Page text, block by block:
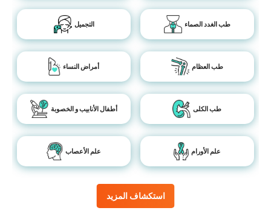
استكشاف المزيد
التجميل طب الغدد الصماء
أمراض النساء طب العظام
أطفال الأنابيب و الخصوبة طب الكلى
علم الأعصاب علم الأورام